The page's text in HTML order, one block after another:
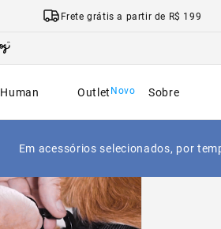
Frete grátis a partir de R$ 199
Human Outlet Sobre
Em acessórios selecionados, por